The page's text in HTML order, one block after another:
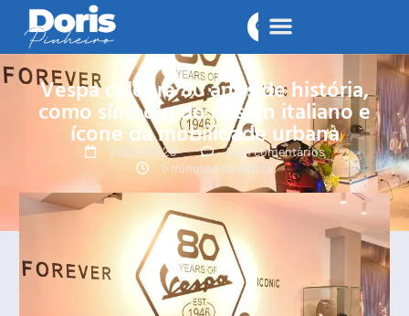
Vespa celebra 80 anos de história,
como símbolo do design italiano e
ícone da mobilidade urbana
2026-06-29
Sem comentários
5 minutos de leitura